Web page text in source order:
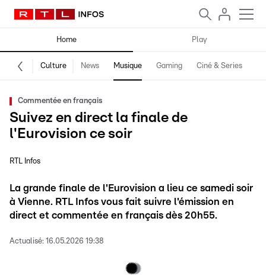
Home Play
Culture News Musique Gaming Ciné & Series
Commentée en français
Suivez en direct la finale de
l'Eurovision ce soir
RTL Infos
La grande finale de l'Eurovision a lieu ce samedi soir
à Vienne. RTL Infos vous fait suivre l'émission en
direct et commentée en français dès 20h55.
Actualisé: 16.05.2026 19:38